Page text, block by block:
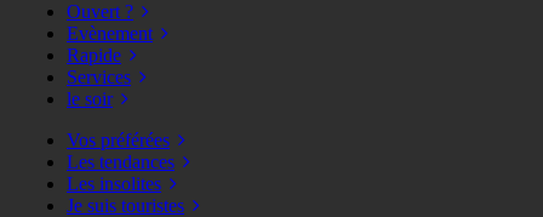
Ouvert ?
Evènement
Rapide
Services
le soir
Vos préférées
Les tendances
Les insolites
Je suis touristes